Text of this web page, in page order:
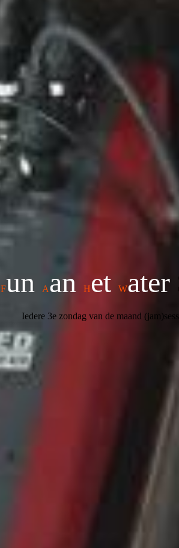
Fun Aan Het Water
Iedere 3e zondag van de maand